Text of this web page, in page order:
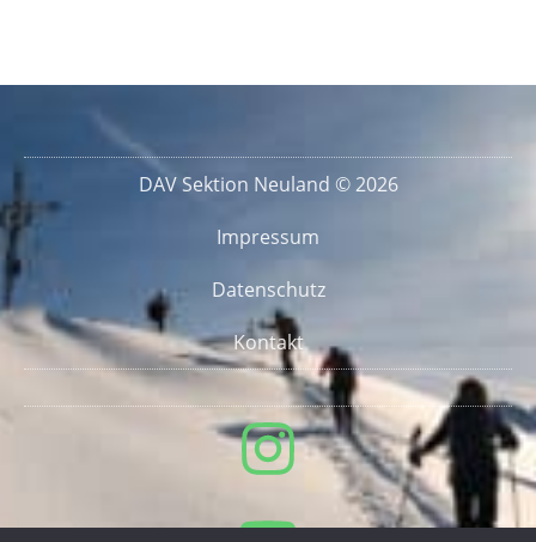
DAV Sektion Neuland © 2026
Impressum
Datenschutz
Kontakt